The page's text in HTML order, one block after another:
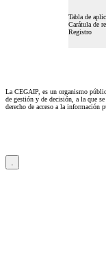
Tabla de
Carátula de
Registro
La CEGAIP, es un organismo
de gestión y de decisión, a la que
derecho de acceso a la información